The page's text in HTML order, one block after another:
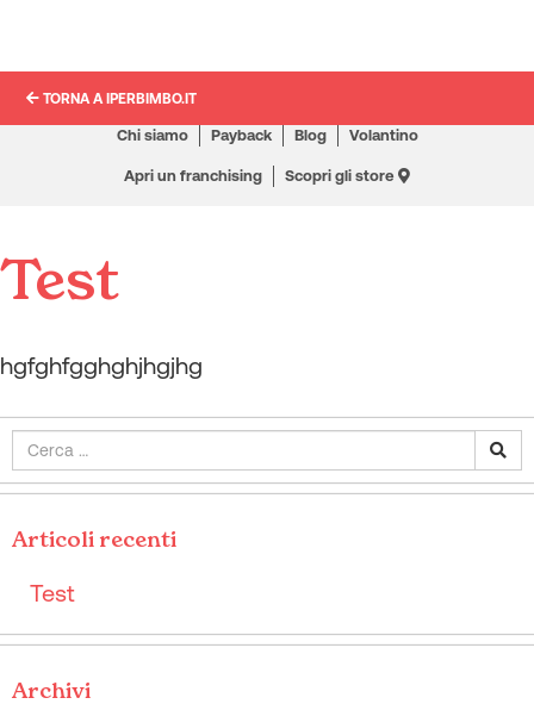
TORNA A IPERBIMBO.IT
Chi siamo Payback Blog Volantino
Apri un franchising Scopri gli store
Test
hgfghfgghghjhgjhg
Articoli recenti
Test
Archivi